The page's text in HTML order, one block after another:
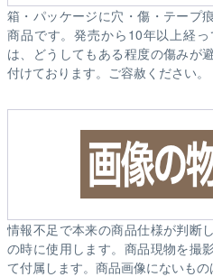
箱・パッケージに穴・傷・テープ
商品です。発売から10年以上経
は、どうしてもある程度の傷みが
付けております。ご容赦ください。
情報不足で本来の商品仕様が判断
の時に使用します。商品現物を撮
て付属します。商品画像にないもの